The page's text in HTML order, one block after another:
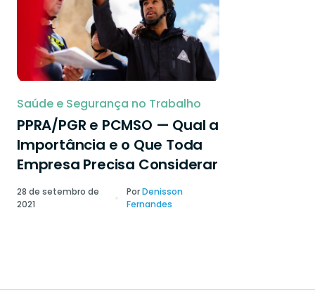
Saúde e Segurança no Trabalho
PPRA/PGR e PCMSO — Qual a
Importância e o Que Toda
Empresa Precisa Considerar
28 de setembro de
2021
PorDenisson
Fernandes